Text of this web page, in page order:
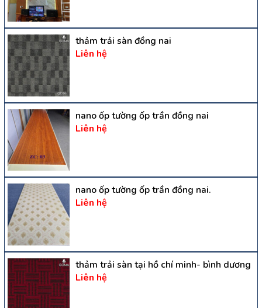
thảm trải sàn đồng nai
Liên hệ
nano ốp tường ốp trần đồng nai
Liên hệ
nano ốp tường ốp trần đồng nai.
Liên hệ
thảm trải sàn tại hồ chí minh- bình dương
Liên hệ